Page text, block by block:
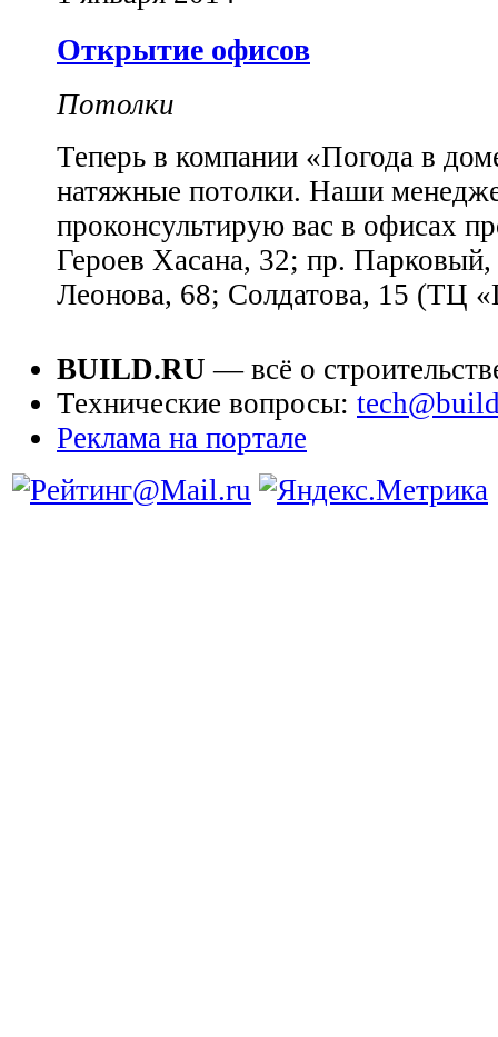
Открытие офисов
Потолки
Теперь в компании «Погода в
натяжные потолки. Наши
проконсультирую вас в офисах
Героев Хасана, 32; пр.
Леонова, 68; Солдатова, 15 (ТЦ
BUILD.RU — всё о
Технические вопросы:
Реклама на портале